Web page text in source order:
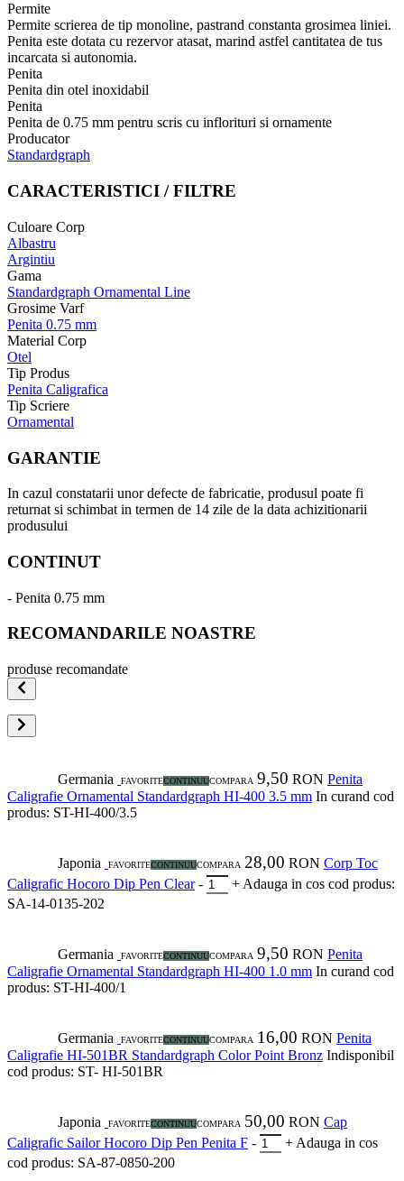
Permite
Permite scrierea de tip monoline, pastrand constanta grosimea liniei.
Penita este dotata cu rezervor atasat, marind astfel cantitatea de tus
incarcata si autonomia.
Penita
Penita din otel inoxidabil
Penita
Penita de 0.75 mm pentru scris cu inflorituri si ornamente
Producator
Standardgraph
CARACTERISTICI / FILTRE
Culoare Corp
Albastru
Argintiu
Gama
Standardgraph Ornamental Line
Grosime Varf
Penita 0.75 mm
Material Corp
Otel
Tip Produs
Penita Caligrafica
Tip Scriere
Ornamental
GARANTIE
In cazul constatarii unor defecte de fabricatie, produsul poate fi
returnat si schimbat in termen de 14 zile de la data achizitionarii
produsului
CONTINUT
- Penita 0.75 mm
RECOMANDARILE NOASTRE
produse recomandate
Germania FAVORITECONTINUUCOMPARA 9,50 RON Penita
Caligrafie Ornamental Standardgraph HI-400 3.5 mm In curand cod
produs: ST-HI-400/3.5
Japonia FAVORITECONTINUUCOMPARA 28,00 RON Corp Toc
Caligrafic Hocoro Dip Pen Clear - + Adauga in cos cod produs:
SA-14-0135-202
Germania FAVORITECONTINUUCOMPARA 9,50 RON Penita
Caligrafie Ornamental Standardgraph HI-400 1.0 mm In curand cod
produs: ST-HI-400/1
Germania FAVORITECONTINUUCOMPARA 16,00 RON Penita
Caligrafie HI-501BR Standardgraph Color Point Bronz Indisponibil
cod produs: ST- HI-501BR
Japonia FAVORITECONTINUUCOMPARA 50,00 RON Cap
Caligrafic Sailor Hocoro Dip Pen Penita F - + Adauga in cos
cod produs: SA-87-0850-200